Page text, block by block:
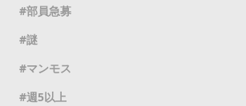
部員急募
謎
マンモス
週5以上